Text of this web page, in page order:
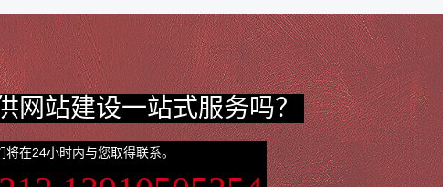
网站建设一站式服务吗？
在24小时内与您取得联系。